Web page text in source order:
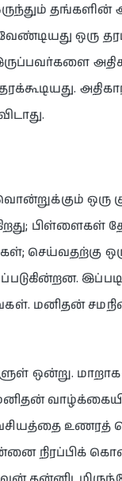
தங்களின்
ஒரு
ஒரு
பிள்ளைகள்
செய்வதற்கு
மனிதன்
ஒன்று.
மனிதன்
உணரத்
நிரப்பிக்